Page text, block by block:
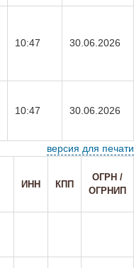
10:47 30.06.2026
10:47 30.06.2026
версия для печати
ИНН КПП
ОГРН /
ОГРНИП